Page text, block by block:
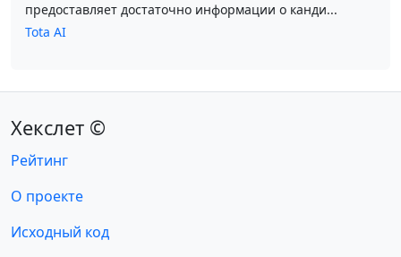
предоставляет достаточно информации о канди...
Tota AI
Хекслет ©
Рейтинг
О проекте
Исходный код